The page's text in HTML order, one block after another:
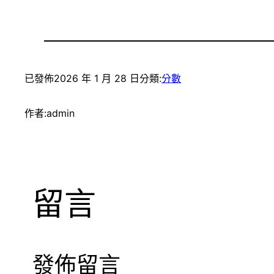
已發佈2026 年 1 月 28 日 分類:分數
作者:admin
留言
發佈留言